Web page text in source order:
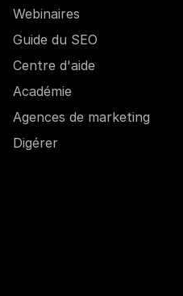
Webinaires
Guide du SEO
Centre d'aide
Académie
Agences de marketing
Digérer